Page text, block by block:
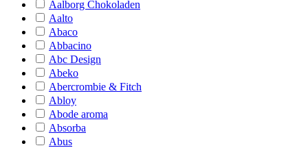
Aalborg Chokoladen
Aalto
Abaco
Abbacino
Abc Design
Abeko
Abercrombie & Fitch
Abloy
Abode aroma
Absorba
Abus